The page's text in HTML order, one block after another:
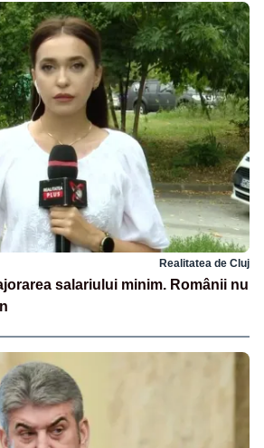
Realitatea de Cluj
salariului minim. Românii nu